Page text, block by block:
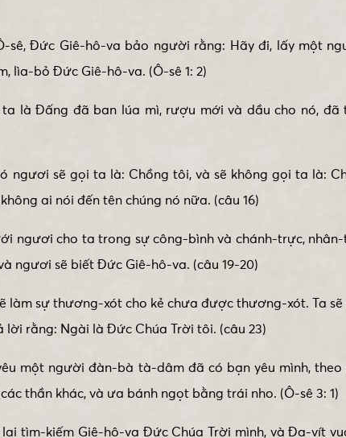
sê, Đức Giê-hô-va bảo người rằng: Hãy đi, lấy một
lìa-bỏ Đức Giê-hô-va. (Ô-sê 1: 2)
là Đấng đã ban lúa mì, rượu mới và dầu cho nó, đã
ngươi sẽ gọi ta là: Chồng tôi, và sẽ không gọi ta là:
ai nói đến tên chúng nó nữa. (câu 16)
ngươi cho ta trong sự công-bình và chánh-trực,
ngươi sẽ biết Đức Giê-hô-va. (câu 19-20)
làm sự thương-xót cho kẻ chưa được thương-xót. Ta
rằng: Ngài là Đức Chúa Trời tôi. (câu 23)
một người đàn-bà tà-dâm đã có bạn yêu mình,
thần khác, và ưa bánh ngọt bằng trái nho. (Ô-sê 3: 1)
tìm-kiếm Giê-hô-va Đức Chúa Trời mình, và Đa-vít